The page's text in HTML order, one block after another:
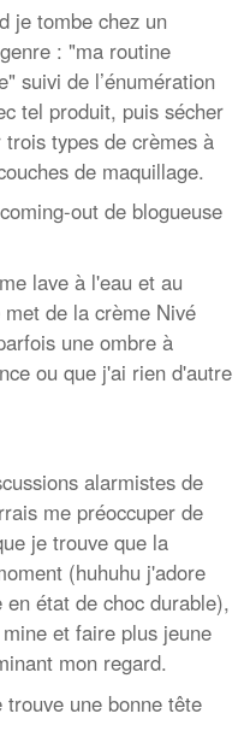
je tombe chez un
: "ma routine
suivi de l’énumération
tel produit, puis sécher
types de crèmes à
de maquillage.
out de blogueuse
lave à l'eau et au
de la crème Nivé
une ombre à
ou que j'ai rien d'autre
alarmistes de
me préoccuper de
je trouve que la
(huhuhu j'adore
état de choc durable),
et faire plus jeune
mon regard.
une bonne tête